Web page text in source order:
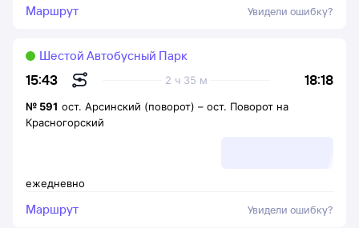
Маршрут Увидели ошибку?
15:43 18:18
2 ч 35 м
Шестой Автобусный Парк
ежедневно
№ 591 ост. Арсинский (поворот) – ост. Поворот на
Красногорский
Маршрут Увидели ошибку?